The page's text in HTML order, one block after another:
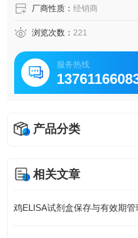
6.检测指标齐全：炎症因子、
子、趋化因子、生长因子、基
厂商性质： 经销商
浏览次数： 221
服务热线
产品分类
相关文章